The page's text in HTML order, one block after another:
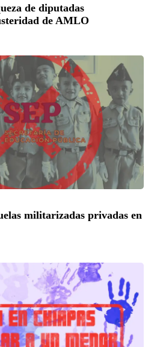
de diputadas
de AMLO
militarizadas privadas en